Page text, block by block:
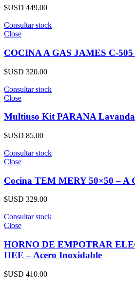
$USD 449.00
Consultar stock
Close
COCINA A GAS JAMES C-
$USD 320.00
Consultar stock
Close
Multiuso Kit PARANA Lavanda
$USD 85.00
Consultar stock
Close
Cocina TEM MERY 50×50 – A
$USD 329.00
Consultar stock
Close
HORNO DE EMPOTRAR
HEE – Acero Inoxidable
$USD 410.00